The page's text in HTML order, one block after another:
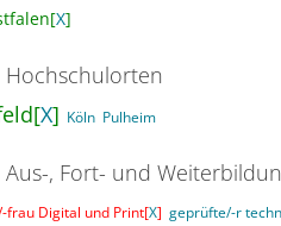
X]
Hochschulorten
X] Köln Pulheim
, Fort- und
frau Digital und Print[X] geprüfte/-r